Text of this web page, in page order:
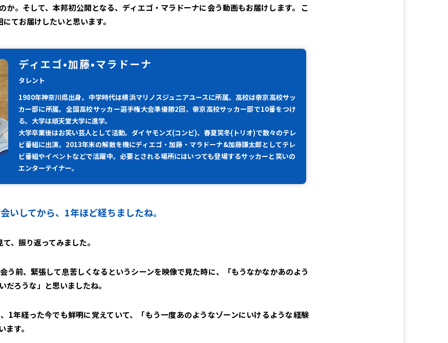
か。そして、本邦初公開となる、ディエゴ・マラドーナに会う動画もお届けします。 こ
てお届けしたいと思います。
ディエゴ•加藤•マラドーナ
タレント
1980年神奈川県出身。中学時代は横浜マリノスジュニアユースに所属。高校は帝京高校サッ
カー部に所属。全国高校サッカー選手権大会準優勝2回、帝京高校サッカー部で10番をつけ
る。大学は順天堂大学に進学。
大学卒業後はお笑い芸人として活動。ダイヤモンズ(コンビ)、春夏笑冬(トリオ)で数々のテレ
ビ番組に出演。2013年末の解散を機にディエゴ・加藤・マラドーナ&加藤謙太郎としてテレ
ビ番組やイベントなどで活躍中。必要とされる場所にはいつても登場するサッカーと笑いの
エンターテイナー。
いしてから、1年ほど経ちましたね。
、振り返ってみました。
う前、緊張して息苦しくなるというシーンを映像で見た時に、「もうなかなかあのよう
ろうな」と思いましたね。
1年経った今でも鮮明に覚えていて、「もう一度あのようなゾーンにいけるような経験
す。